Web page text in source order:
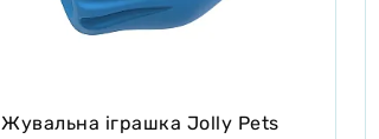
Жувальна іграшка Jolly Pets